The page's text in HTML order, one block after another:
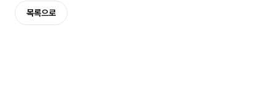
목록으로